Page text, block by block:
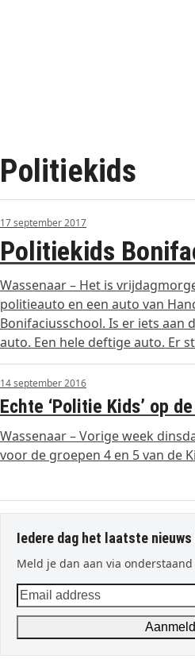
Politiekids
17 september 2017
Politiekids
Wassenaar – Het is
politieauto en een auto van
Bonifaciusschool. Is er iets aan
auto. Een hele deftige auto. Er
14 september 2016
Echte ‘Politie Kids’ op
Wassenaar – Vorige week
voor de groepen 4 en 5 van de
Iedere dag het laatste nieuws
Meld je dan aan via
Email
address